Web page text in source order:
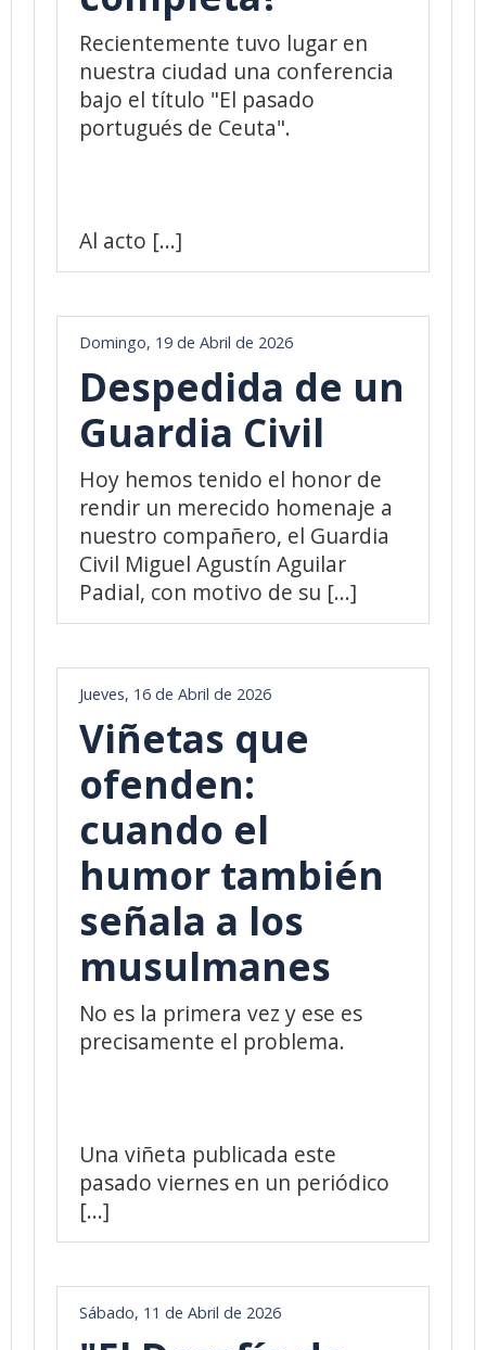
Recientemente tuvo lugar en
nuestra ciudad una conferencia
bajo el título "El pasado
portugués de Ceuta".
Al acto [...]
Domingo, 19 de Abril de 2026
Despedida de un
Guardia Civil
Hoy hemos tenido el honor de
rendir un merecido homenaje a
nuestro compañero, el Guardia
Civil Miguel Agustín Aguilar
Padial, con motivo de su [...]
Jueves, 16 de Abril de 2026
Viñetas que
ofenden:
cuando el
humor también
señala a los
musulmanes
No es la primera vez y ese es
precisamente el problema.
Una viñeta publicada este
pasado viernes en un periódico
[...]
Sábado, 11 de Abril de 2026